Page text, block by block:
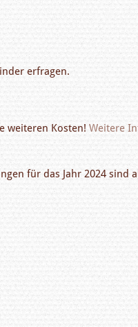
erfragen.
weiteren Kosten! Weitere
für das Jahr 2024 sind